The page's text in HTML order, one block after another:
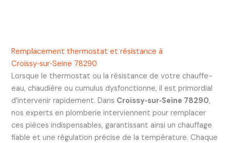
Remplacement thermostat et résistance à
Croissy‑sur‑Seine 78290
Lorsque le thermostat ou la résistance de votre chauffe-
eau, chaudière ou cumulus dysfonctionne, il est primordial
d’intervenir rapidement. Dans Croissy‑sur‑Seine 78290,
nos experts en plomberie interviennent pour remplacer
ces pièces indispensables, garantissant ainsi un chauffage
fiable et une régulation précise de la température. Chaque